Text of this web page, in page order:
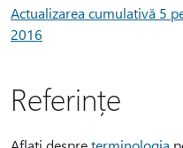
Actualizarea cumulativă 5
2016
Referințe